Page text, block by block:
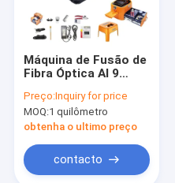
Máquina de Fusão de
Fibra Óptica AI 9
Alta Precisão,
Soldagem Rápida e
Baixa Perda
Preço:Inquiry for price
MOQ:1 quilômetro
obtenha o ultimo preço
contacto